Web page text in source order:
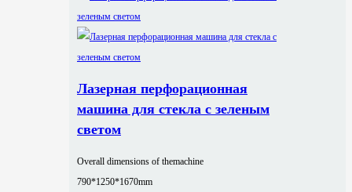
Лазерная перфорационная
машина для стекла с зеленым
светом
Overall dimensions of themachine
790*1250*1670mm